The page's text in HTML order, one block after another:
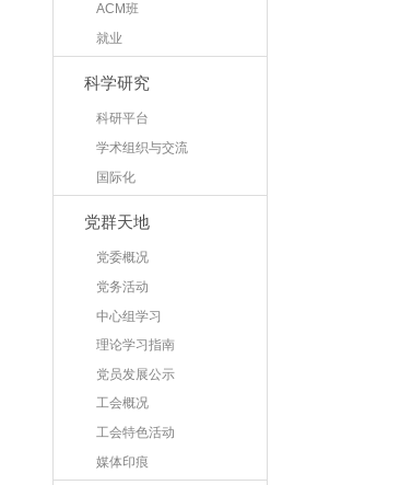
ACM班
就业
科学研究
科研平台
学术组织与交流
国际化
党群天地
党委概况
党务活动
中心组学习
理论学习指南
党员发展公示
工会概况
工会特色活动
媒体印痕